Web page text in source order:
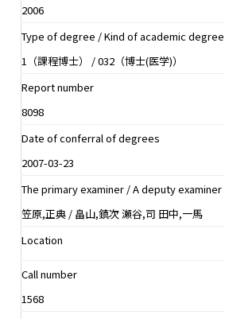
2006
Type of degree / Kind of academic degree
1（課程博士） / 032（博士(医学)）
Report number
8098
Date of conferral of degrees
2007-03-23
The primary examiner / A deputy examiner
笠原,正典 / 畠山,鎮次 瀬谷,司 田中,一馬
Location
Call number
1568